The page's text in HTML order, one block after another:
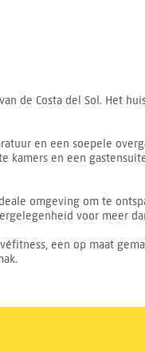
de Costa del Sol. Het
en een soepele
kamers en een
omgeving om te
voor meer
een op maat